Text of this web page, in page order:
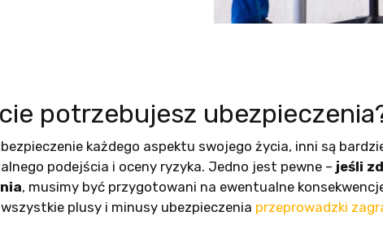
potrzebujesz
każdego aspektu swojego życia, inni są
podejścia i oceny ryzyka. Jedno jest pewne – jeśli
, musimy być przygotowani na ewentualne
plusy i minusy ubezpieczenia przeprowadzki